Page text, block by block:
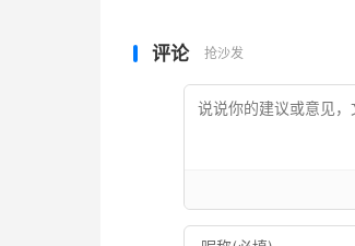
评论 抢沙发